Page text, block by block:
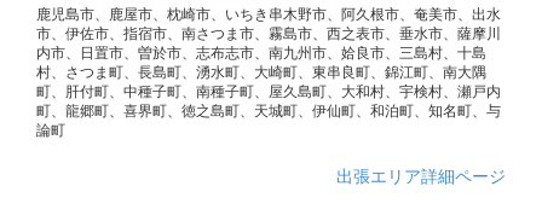
鹿児島市、鹿屋市、枕崎市、いちき串木野市、阿久根市、奄美市、出水
市、伊佐市、指宿市、南さつま市、霧島市、西之表市、垂水市、薩摩川
内市、日置市、曽於市、志布志市、南九州市、姶良市、三島村、十島
村、さつま町、長島町、湧水町、大崎町、東串良町、錦江町、南大隅
町、肝付町、中種子町、南種子町、屋久島町、大和村、宇検村、瀬戸内
町、龍郷町、喜界町、徳之島町、天城町、伊仙町、和泊町、知名町、与
論町
出張エリア詳細ページ